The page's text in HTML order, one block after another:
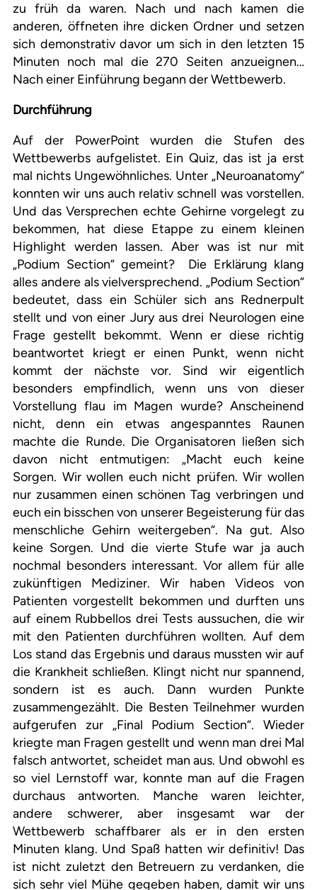
zu früh da waren. Nach und nach kamen die
anderen, öffneten ihre dicken Ordner und setzen
sich demonstrativ davor um sich in den letzten 15
Minuten noch mal die 270 Seiten anzueignen…
Nach einer Einführung begann der Wettbewerb.
Durchführung
Auf der PowerPoint wurden die Stufen des
Wettbewerbs aufgelistet. Ein Quiz, das ist ja erst
mal nichts Ungewöhnliches. Unter „Neuroanatomy“
konnten wir uns auch relativ schnell was vorstellen.
Und das Versprechen echte Gehirne vorgelegt zu
bekommen, hat diese Etappe zu einem kleinen
Highlight werden lassen. Aber was ist nur mit
„Podium Section“ gemeint? Die Erklärung klang
alles andere als vielversprechend. „Podium Section“
bedeutet, dass ein Schüler sich ans Rednerpult
stellt und von einer Jury aus drei Neurologen eine
Frage gestellt bekommt. Wenn er diese richtig
beantwortet kriegt er einen Punkt, wenn nicht
kommt der nächste vor. Sind wir eigentlich
besonders empfindlich, wenn uns von dieser
Vorstellung flau im Magen wurde? Anscheinend
nicht, denn ein etwas angespanntes Raunen
machte die Runde. Die Organisatoren ließen sich
davon nicht entmutigen: „Macht euch keine
Sorgen. Wir wollen euch nicht prüfen. Wir wollen
nur zusammen einen schönen Tag verbringen und
euch ein bisschen von unserer Begeisterung für das
menschliche Gehirn weitergeben“. Na gut. Also
keine Sorgen. Und die vierte Stufe war ja auch
nochmal besonders interessant. Vor allem für alle
zukünftigen Mediziner. Wir haben Videos von
Patienten vorgestellt bekommen und durften uns
auf einem Rubbellos drei Tests aussuchen, die wir
mit den Patienten durchführen wollten. Auf dem
Los stand das Ergebnis und daraus mussten wir auf
die Krankheit schließen. Klingt nicht nur spannend,
sondern ist es auch. Dann wurden Punkte
zusammengezählt. Die Besten Teilnehmer wurden
aufgerufen zur „Final Podium Section“. Wieder
kriegte man Fragen gestellt und wenn man drei Mal
falsch antwortet, scheidet man aus. Und obwohl es
so viel Lernstoff war, konnte man auf die Fragen
durchaus antworten. Manche waren leichter,
andere schwerer, aber insgesamt war der
Wettbewerb schaffbarer als er in den ersten
Minuten klang. Und Spaß hatten wir definitiv! Das
ist nicht zuletzt den Betreuern zu verdanken, die
sich sehr viel Mühe gegeben haben, damit wir uns